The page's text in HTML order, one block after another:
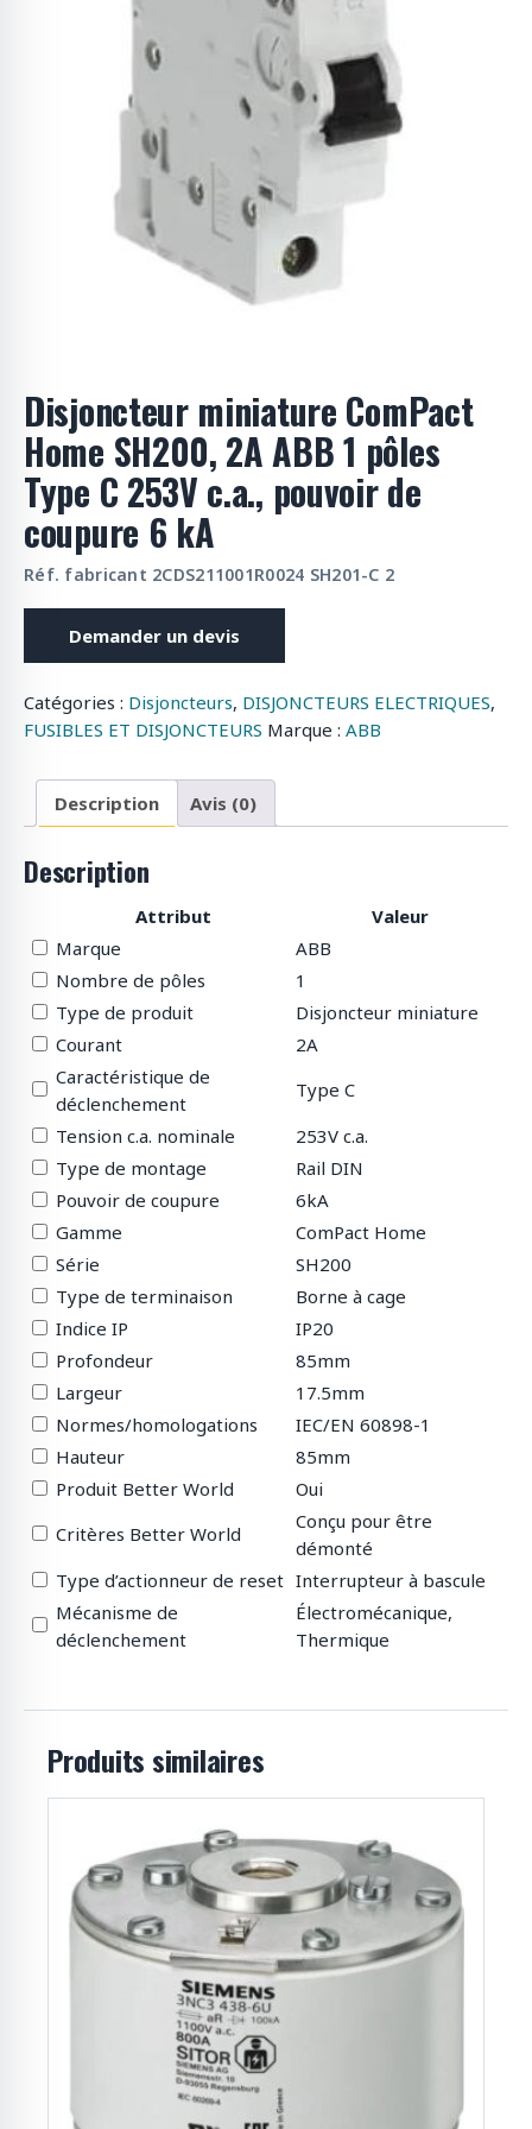
Disjoncteur miniature ComPact
Home SH200, 2A ABB 1 pôles
Type C 253V c.a., pouvoir de
coupure 6 kA
Réf. fabricant 2CDS211001R0024 SH201-C 2
Demander un devis
Catégories : Disjoncteurs, DISJONCTEURS ELECTRIQUES,
FUSIBLES ET DISJONCTEURS Marque : ABB
Description Avis (0)
Description
Attribut
Valeur
Marque
ABB
Nombre de pôles
1
Type de produit
Disjoncteur miniature
Courant
2A
Caractéristique de
déclenchement
Type C
Tension c.a. nominale
253V c.a.
Type de montage
Rail DIN
Pouvoir de coupure
6kA
Gamme
ComPact Home
Série
SH200
Type de terminaison
Borne à cage
Indice IP
IP20
Profondeur
85mm
Largeur
17.5mm
Normes/homologations
IEC/EN 60898-1
Hauteur
85mm
Produit Better World
Oui
Critères Better World
Conçu pour être
démonté
Type d’actionneur de reset Interrupteur à bascule
Mécanisme de
déclenchement
Électromécanique,
Thermique
Produits similaires